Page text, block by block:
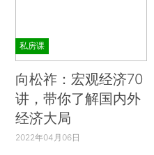
私房课
向松祚：宏观经济70
讲，带你了解国内外
经济大局
2022年04月06日